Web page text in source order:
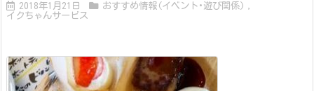
2018年1月21日 おすすめ情報(イベント･遊び関係) ,
イクちゃんサービス